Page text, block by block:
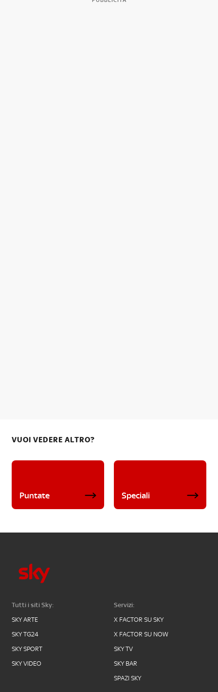
VUOI VEDERE ALTRO?
Puntate Speciali
Tutti i siti Sky:
SKY ARTE
SKY TG24
SKY SPORT
SKY VIDEO
Servizi:
X FACTOR SU SKY
X FACTOR SU NOW
SKY TV
SKY BAR
SPAZI SKY